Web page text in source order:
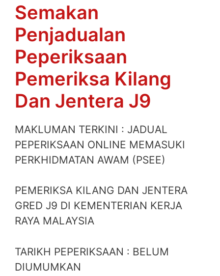
Semakan
Penjadualan
Peperiksaan
Pemeriksa Kilang
Dan Jentera J9
MAKLUMAN TERKINI : JADUAL
PEPERIKSAAN ONLINE MEMASUKI
PERKHIDMATAN AWAM (PSEE)
PEMERIKSA KILANG DAN JENTERA
GRED J9 DI KEMENTERIAN KERJA
RAYA MALAYSIA
TARIKH PEPERIKSAAN : BELUM
DIUMUMKAN